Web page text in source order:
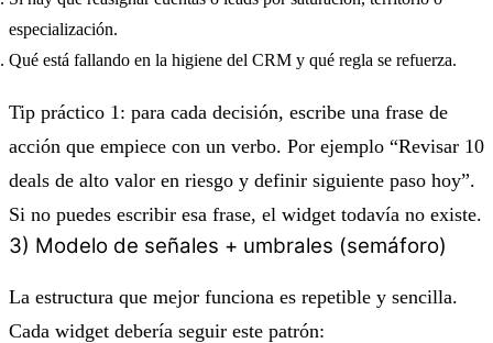
especialización.
Qué está fallando en la higiene del CRM y qué regla se refuerza.
Tip práctico 1: para cada decisión, escribe una frase de
acción que empiece con un verbo. Por ejemplo “Revisar 10
deals de alto valor en riesgo y definir siguiente paso hoy”.
Si no puedes escribir esa frase, el widget todavía no existe.
3) Modelo de señales + umbrales (semáforo)
La estructura que mejor funciona es repetible y sencilla.
Cada widget debería seguir este patrón: